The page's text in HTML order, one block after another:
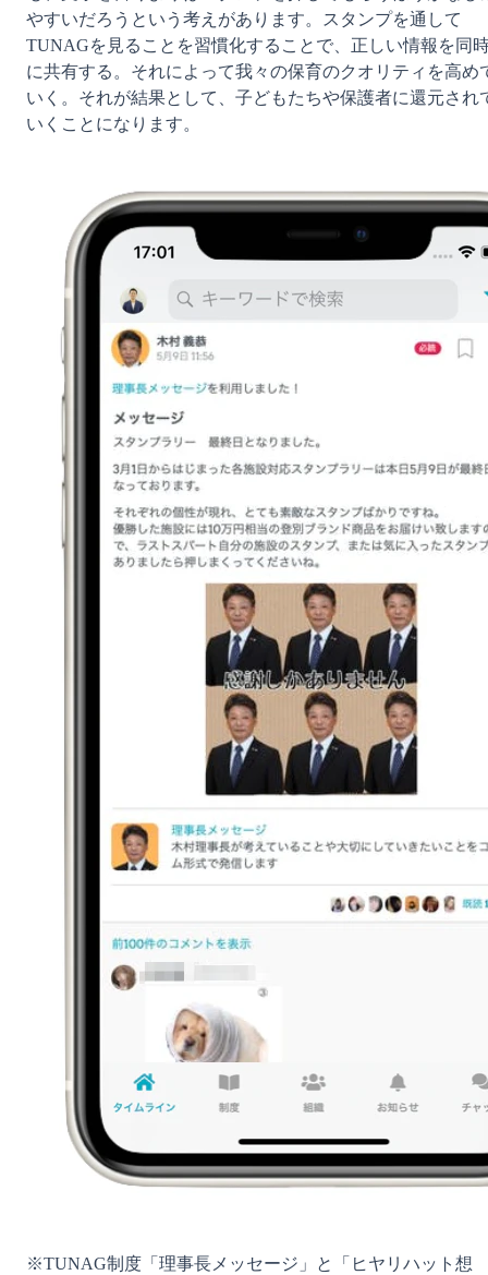
やすいだろうという考えがあります。スタンプを通して
TUNAGを見ることを習慣化することで、正しい情報を同
に共有する。それによって我々の保育のクオリティを高め
いく。それが結果として、子どもたちや保護者に還元され
いくことになります。
※TUNAG制度「理事長メッセージ」と「ヒヤリハット想